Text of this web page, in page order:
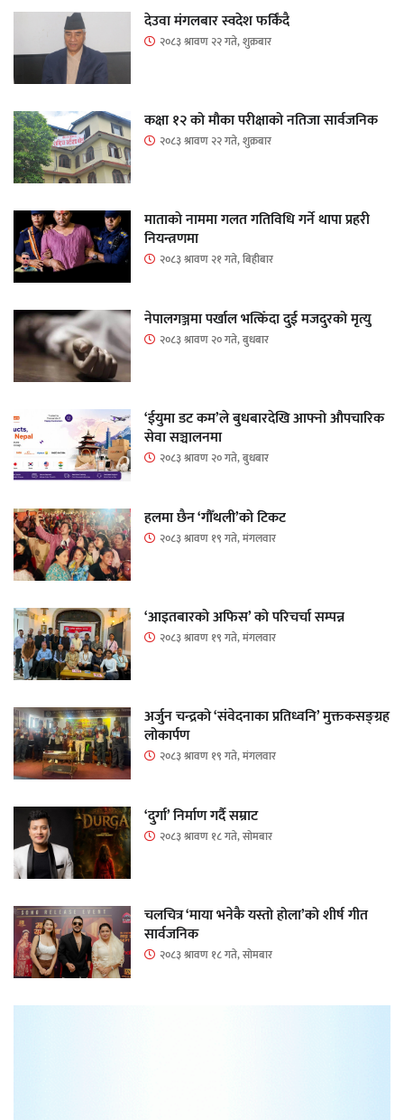
देउवा मंगलबार स्वदेश फर्किंदै
२०८३ श्रावण २२ गते, शुक्रबार
कक्षा १२ को मौका परीक्षाको नतिजा सार्वजनिक
२०८३ श्रावण २२ गते, शुक्रबार
माताकाे नाममा गलत गतिविधि गर्ने थापा प्रहरी
नियन्त्रणमा
२०८३ श्रावण २१ गते, बिहीबार
नेपालगञ्जमा पर्खाल भत्किँदा दुई मजदुरको मृत्यु
२०८३ श्रावण २० गते, बुधबार
‘ईयुमा डट कम’ले बुधबारदेखि आफ्नो औपचारिक
सेवा सञ्चालनमा
२०८३ श्रावण २० गते, बुधबार
हलमा छैन ‘गौँथली’को टिकट
२०८३ श्रावण १९ गते, मंगलवार
‘आइतबारको अफिस’ को परिचर्चा सम्पन्न
२०८३ श्रावण १९ गते, मंगलवार
अर्जुन चन्द्रको ‘संवेदनाका प्रतिध्वनि’ मुक्तकसङ्ग्रह
लोकार्पण
२०८३ श्रावण १९ गते, मंगलवार
‘दुर्गा’ निर्माण गर्दै सम्राट
२०८३ श्रावण १८ गते, सोमबार
चलचित्र ‘माया भनेकै यस्तो होला’को शीर्ष गीत
सार्वजनिक
२०८३ श्रावण १८ गते, सोमबार